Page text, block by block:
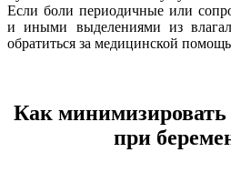
Если боли периодичные или
и иными выделениями из
обратиться за медицинской
Как минимизировать
при